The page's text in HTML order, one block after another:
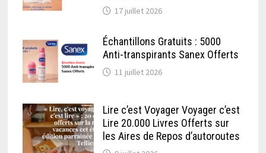
17 juillet 2026
Échantillons Gratuits : 5000
Anti-transpirants Sanex Offerts
11 juillet 2026
Lire c’est Voyager Voyager c’est
Lire 20.000 Livres Offerts sur
les Aires de Repos d’autoroutes